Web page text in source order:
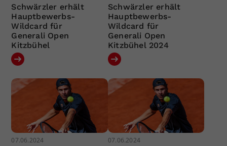
Schwärzler erhält
Hauptbewerbs-
Wildcard für
Generali Open
Kitzbühel
Schwärzler erhält
Hauptbewerbs-
Wildcard für
Generali Open
Kitzbühel 2024
07.06.2024 07.06.2024